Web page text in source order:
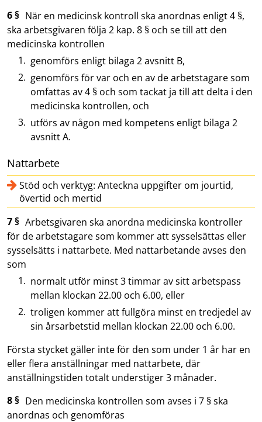
6 § När en medicinsk kontroll ska anordnas enligt 4 §,
ska arbetsgivaren följa 2 kap. 8 § och se till att den
medicinska kontrollen
genomförs enligt bilaga 2 avsnitt B,
genomförs för var och en av de arbetstagare som
omfattas av 4 § och som tackat ja till att delta i den
medicinska kontrollen, och
utförs av någon med kompetens enligt bilaga 2
avsnitt A.
Nattarbete
Stöd och verktyg: Anteckna uppgifter om jourtid,
övertid och mertid
7 § Arbetsgivaren ska anordna medicinska kontroller
för de arbetstagare som kommer att sysselsättas eller
sysselsätts i nattarbete. Med nattarbetande avses den
som
normalt utför minst 3 timmar av sitt arbetspass
mellan klockan 22.00 och 6.00, eller
troligen kommer att fullgöra minst en tredjedel av
sin årsarbetstid mellan klockan 22.00 och 6.00.
Första stycket gäller inte för den som under 1 år har en
eller flera anställningar med nattarbete, där
anställningstiden totalt understiger 3 månader.
8 § Den medicinska kontrollen som avses i 7 § ska
anordnas och genomföras